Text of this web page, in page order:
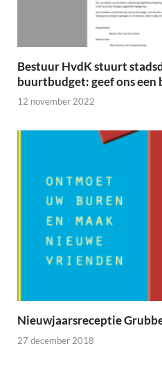
Bestuur HvdK stuurt
buurtbudget: geef ons een
12 november 2022
Nieuwjaarsreceptie
27 december 2018